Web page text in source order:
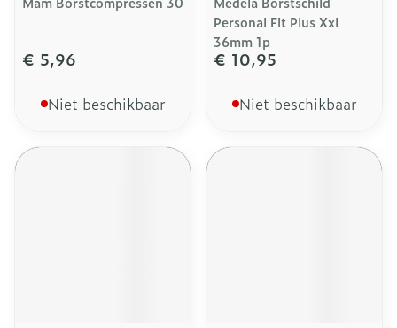
€ 5,96
Niet beschikbaar
Personal Fit Plus Xxl
36mm 1p
€ 10,95
Niet beschikbaar